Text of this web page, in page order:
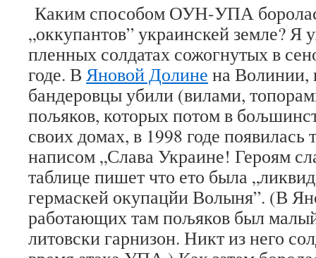
Каким способом ОУН-УПА
„оккупантов” украинскей земле?
пленных солдатах сожогнутых в
годе. В Яновой Долине на Волинии,
бандеровцы убили (вилами,
пољяков, которых потом в
своих домах, в 1998 годе появилась
написом „Слава Украине! Героям
таблице пишет что ето была
гермаскей окупацйи Волыня”. (В
работающих там пољяков был
литовски гарнизон. Никт из него